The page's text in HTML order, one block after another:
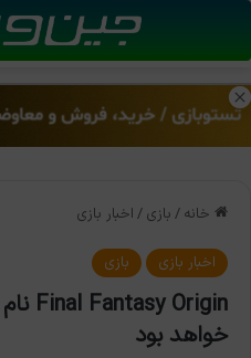
خانه / بازی / اخبار بازی
اخبار بازی بازی
خواهد بود